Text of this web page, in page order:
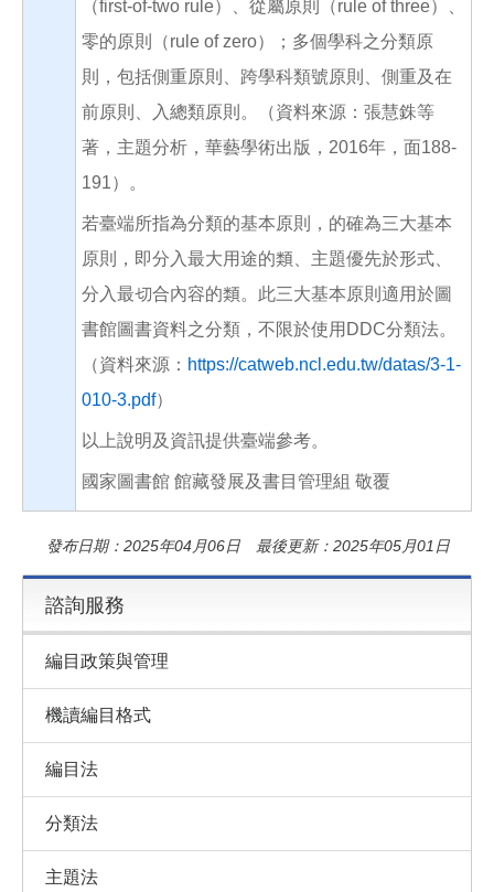
（first-of-two rule）、從屬原則（rule of three）、
零的原則（rule of zero）；多個學科之分類原
則，包括側重原則、跨學科類號原則、側重及在
前原則、入總類原則。（資料來源：張慧銖等
著，主題分析，華藝學術出版，2016年，面188-
191）。
若臺端所指為分類的基本原則，的確為三大基本
原則，即分入最大用途的類、主題優先於形式、
分入最切合內容的類。此三大基本原則適用於圖
書館圖書資料之分類，不限於使用DDC分類法。
（資料來源： https://catweb.ncl.edu.tw/datas/3-1-
010-3.pdf）
以上說明及資訊提供臺端參考。
國家圖書館 館藏發展及書目管理組 敬覆
發布日期：2025年04月06日 最後更新：2025年05月01日
諮詢服務
編目政策與管理
機讀編目格式
編目法
分類法
主題法